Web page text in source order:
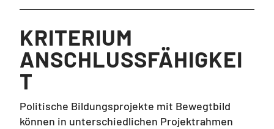
KRITERIUM
ANSCHLUSSFÄHIGKEI
T
Politische Bildungsprojekte mit Bewegtbild
können in unterschiedlichen Projektrahmen